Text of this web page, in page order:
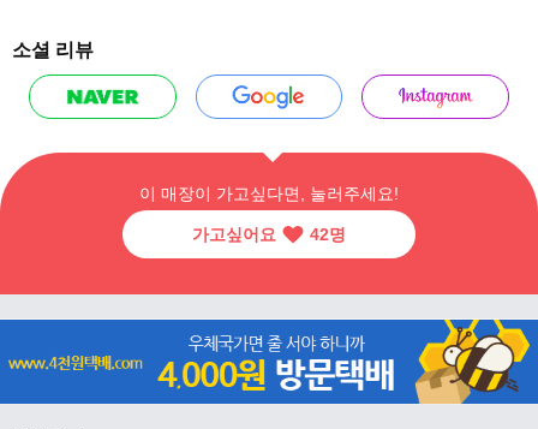
소셜 리뷰
이 매장이 가고싶다면, 눌러주세요!
가고싶어요 42명